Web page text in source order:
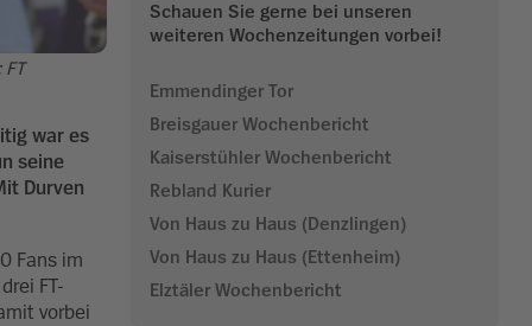
war es
seine
Durven
Fans im
FT-
vorbei
Schauen Sie gerne bei unseren
weiteren Wochenzeitungen vorbei!
Emmendinger Tor
Breisgauer Wochenbericht
Kaiserstühler Wochenbericht
Rebland Kurier
Von Haus zu Haus (Denzlingen)
Von Haus zu Haus (Ettenheim)
Elztäler Wochenbericht